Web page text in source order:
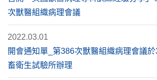
次獸醫組織病理會議
2022.03.01
開會通知單_第386次獸醫組織病理會議
畜衛生試驗所辦理